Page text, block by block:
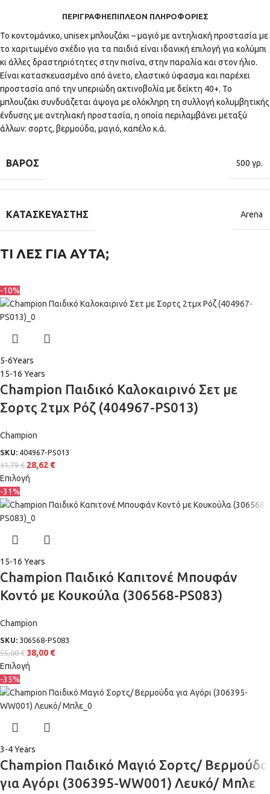
ΠΕΡΙΓΡΑΦΉΕΠΙΠΛΈΟΝ ΠΛΗΡΟΦΟΡΊΕΣ
Το κοντομάνικο, unisex μπλουζάκι – μαγιό με αντηλιακή προστασία με
το χαριτωμένο σχέδιο για τα παιδιά είναι ιδανική επιλογή για κολύμπι
κι άλλες δραστηριότητες στην πισίνα, στην παραλία και στον ήλιο.
Είναι κατασκευασμένο από άνετο, ελαστικό ύφασμα και παρέχει
προστασία από την υπεριώδη ακτινοβολία με δείκτη 40+. Το
μπλουζάκι συνδυάζεται άψογα με ολόκληρη τη συλλογή κολυμβητικής
ένδυσης με αντηλιακή προστασία, η οποία περιλαμβάνει μεταξύ
άλλων: σορτς, βερμούδα, μαγιό, καπέλο κ.ά.
ΒΆΡΟΣ 500 γρ.
ΚΑΤΑΣΚΕΥΑΣΤΉΣ Arena
ΤΙ ΛΕΣ ΓΙΑ ΑΥΤΑ;
-10%
5-6Years
15-16 Years
Champion Παιδικό Καλοκαιρινό Σετ με
Σορτς 2τμχ Ρόζ (404967-PS013)
Champion
SKU: 404967-PS013
31,79€ 28,62 €
Επιλογή
-31%
15-16 Years
Champion Παιδικό Καπιτονέ Μπουφάν
Κοντό με Κουκούλα (306568-PS083)
Champion
SKU: 306568-PS083
55,00€ 38,00 €
Επιλογή
-35%
3-4 Years
Champion Παιδικό Μαγιό Σορτς/ Βερμούδα
για Αγόρι (306395-WW001) Λευκό/ Μπλε